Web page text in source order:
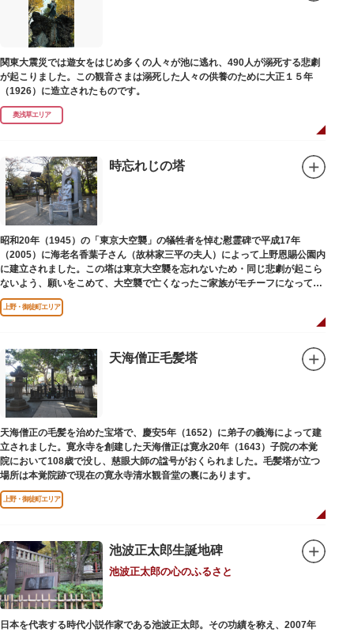
関東大震災では遊女をはじめ多くの人々が池に逃れ、490人が溺死する悲劇
が起こりました。この観音さまは溺死した人々の供養のために大正１５年
（1926）に造立されたものです。
奥浅草エリア
時忘れじの塔
昭和20年（1945）の「東京大空襲」の犠牲者を悼む慰霊碑で平成17年
（2005）に海老名香葉子さん（故林家三平の夫人）によって上野恩賜公園内
に建立されました。この塔は東京大空襲を忘れないため・同じ悲劇が起こら
ないよう、願いをこめて、大空襲で亡くなったご家族がモチーフになってい
る平和祈念母子像・時計塔です。
上野・御徒町エリア
天海僧正毛髪塔
天海僧正の毛髪を治めた宝塔で、慶安5年（1652）に弟子の義海によって建
立されました。寛永寺を創建した天海僧正は寛永20年（1643）子院の本覚
院において108歳で没し、慈眼大師の諡号がおくられました。毛髪塔が立つ
場所は本覚院跡で現在の寛永寺清水観音堂の裏にあります。
上野・御徒町エリア
池波正太郎生誕地碑
池波正太郎の心のふるさと
日本を代表する時代小説作家である池波正太郎。その功績を称え、2007年